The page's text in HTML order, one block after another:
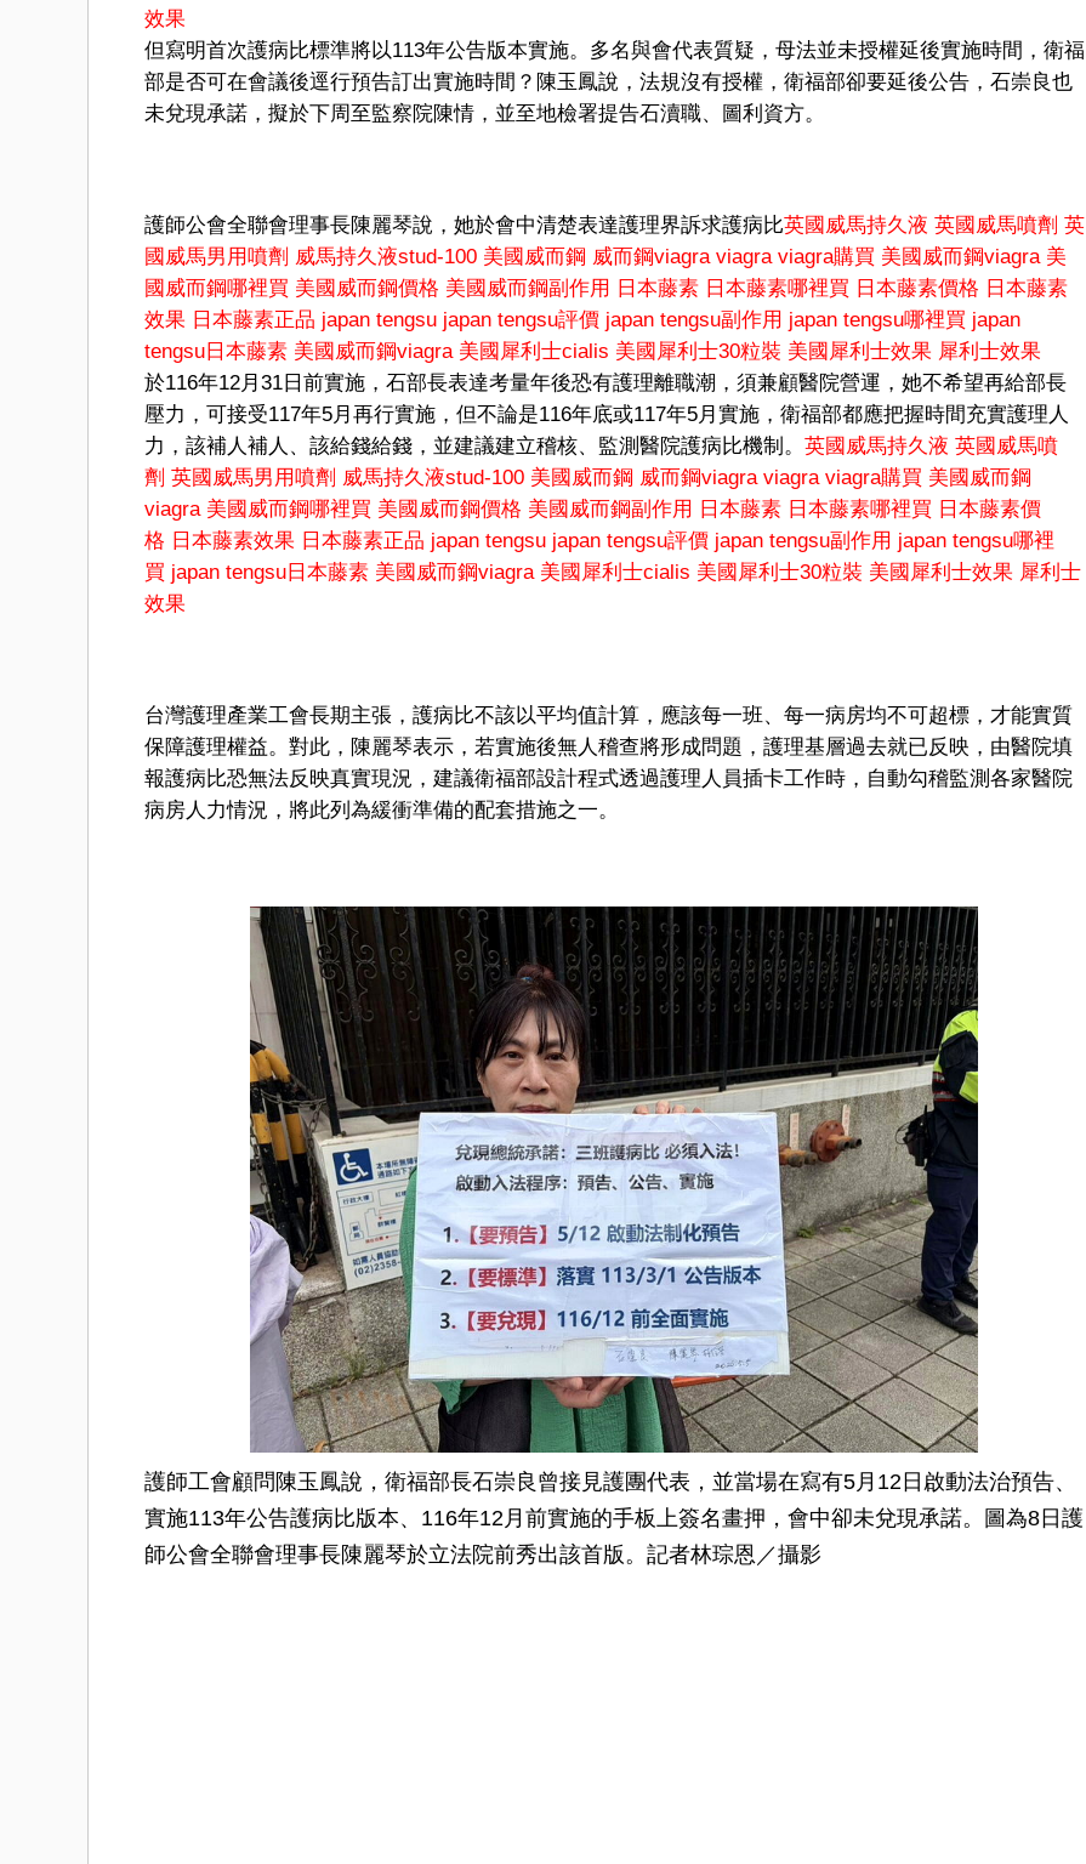
效果
但寫明首次護病比標準將以113年公告版本實施。多名與會代表質疑，母法並未授權延後實施時間，衛福
部是否可在會議後逕行預告訂出實施時間？陳玉鳳說，法規沒有授權，衛福部卻要延後公告，石崇良也
未兌現承諾，擬於下周至監察院陳情，並至地檢署提告石瀆職、圖利資方。
護師公會全聯會理事長陳麗琴說，她於會中清楚表達護理界訴求護病比英國威馬持久液 英國威馬噴劑 英
國威馬男用噴劑 威馬持久液stud-100 美國威而鋼 威而鋼viagra viagra viagra購買 美國威而鋼viagra 美
國威而鋼哪裡買 美國威而鋼價格 美國威而鋼副作用 日本藤素 日本藤素哪裡買 日本藤素價格 日本藤素
效果 日本藤素正品 japan tengsu japan tengsu評價 japan tengsu副作用 japan tengsu哪裡買 japan
tengsu日本藤素 美國威而鋼viagra 美國犀利士cialis 美國犀利士30粒裝 美國犀利士效果 犀利士效果
於116年12月31日前實施，石部長表達考量年後恐有護理離職潮，須兼顧醫院營運，她不希望再給部長
壓力，可接受117年5月再行實施，但不論是116年底或117年5月實施，衛福部都應把握時間充實護理人
力，該補人補人、該給錢給錢，並建議建立稽核、監測醫院護病比機制。 英國威馬持久液 英國威馬噴
劑 英國威馬男用噴劑 威馬持久液stud-100 美國威而鋼 威而鋼viagra viagra viagra購買 美國威而鋼
viagra 美國威而鋼哪裡買 美國威而鋼價格 美國威而鋼副作用 日本藤素 日本藤素哪裡買 日本藤素價
格 日本藤素效果 日本藤素正品 japan tengsu japan tengsu評價 japan tengsu副作用 japan tengsu哪裡
買 japan tengsu日本藤素 美國威而鋼viagra 美國犀利士cialis 美國犀利士30粒裝 美國犀利士效果 犀利士
效果
台灣護理產業工會長期主張，護病比不該以平均值計算，應該每一班、每一病房均不可超標，才能實質
保障護理權益。對此，陳麗琴表示，若實施後無人稽查將形成問題，護理基層過去就已反映，由醫院填
報護病比恐無法反映真實現況，建議衛福部設計程式透過護理人員插卡工作時，自動勾稽監測各家醫院
病房人力情況，將此列為緩衝準備的配套措施之一。
護師工會顧問陳玉鳳說，衛福部長石崇良曾接見護團代表，並當場在寫有5月12日啟動法治預告、
實施113年公告護病比版本、116年12月前實施的手板上簽名畫押，會中卻未兌現承諾。圖為8日護
師公會全聯會理事長陳麗琴於立法院前秀出該首版。記者林琮恩／攝影